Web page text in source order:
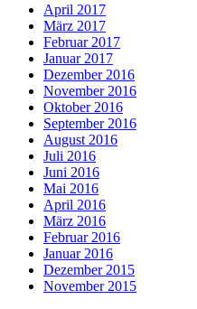
April 2017
März 2017
Februar 2017
Januar 2017
Dezember 2016
November 2016
Oktober 2016
September 2016
August 2016
Juli 2016
Juni 2016
Mai 2016
April 2016
März 2016
Februar 2016
Januar 2016
Dezember 2015
November 2015